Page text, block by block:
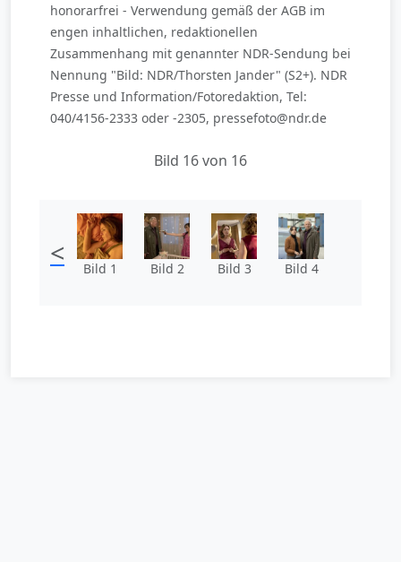
honorarfrei - Verwendung gemäß der AGB im
engen inhaltlichen, redaktionellen
Zusammenhang mit genannter NDR-Sendung bei
Nennung "Bild: NDR/Thorsten Jander" (S2+). NDR
Presse und Information/Fotoredaktion, Tel:
040/4156-2333 oder -2305, pressefoto@ndr.de
Bild 16 von 16
< Bild 1 Bild 2 Bild 3 Bild 4